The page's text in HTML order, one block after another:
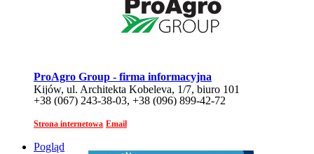
ProAgro Group - firma informacyjna
Kijów, ul. Architekta Kobeleva, 1/7, biuro 101
+38 (067) 243-38-03, +38 (096) 899-42-72
Strona internetowa Email
Pogląd